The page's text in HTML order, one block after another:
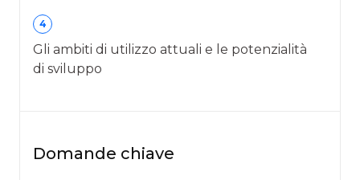
4
Gli ambiti di utilizzo attuali e le potenzialità
di sviluppo
Domande chiave